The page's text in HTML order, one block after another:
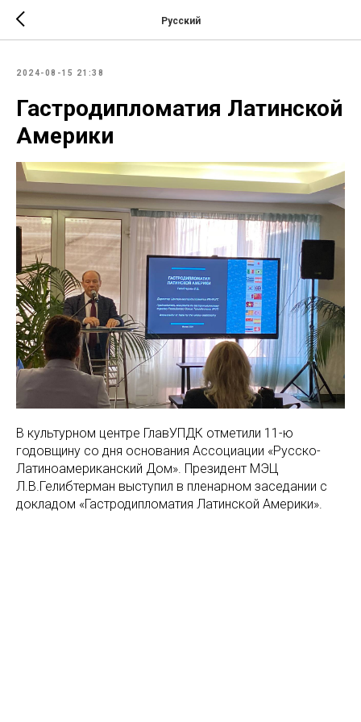
Русский
2024-08-15 21:38
Гастродипломатия Латинской
Америки
В культурном центре ГлавУПДК отметили 11-ю
годовщину со дня основания Ассоциации «Русско-
Латиноамериканский Дом». Президент МЭЦ
Л.В.Гелибтерман выступил в пленарном заседании с
докладом «Гастродипломатия Латинской Америки».